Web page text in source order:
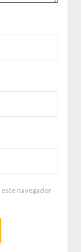
navegador